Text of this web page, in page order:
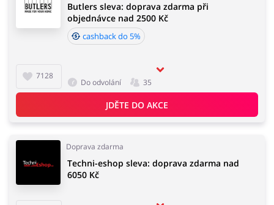
7128
Butlers sleva: doprava zdarma při
objednávce nad 2500 Kč
cashback do 5%
Do odvolání 35
JDĚTE DO AKCE
Doprava zdarma
Techni-eshop sleva: doprava zdarma nad
6050 Kč